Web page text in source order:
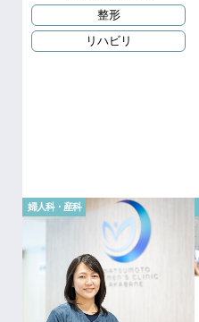
整形
リハビリ
婦人科・産科